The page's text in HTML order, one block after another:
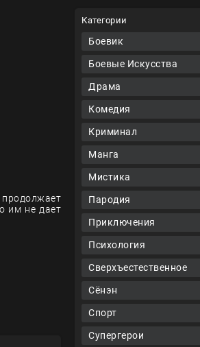
Категории
Боевик
Боевые Искусства
Драма
Комедия
Криминал
Манга
Мистика
Пародия
Приключения
Психология
Сверхъестественное
Сёнэн
Спорт
Супергерои
им не дает